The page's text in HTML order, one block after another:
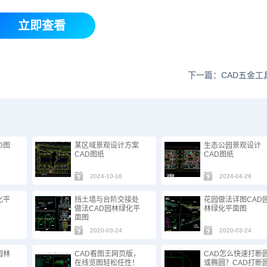
立即查看
下一篇：CAD五金工
图
某区域景观设计方案
CAD图纸
2024-10-16
生态公园景观设计
CAD图纸
2024-04-28
平
挡土墙与台阶交接处
做法CAD园林绿化平
面图
2020-03-24
花园做法详图CAD
林绿化平面图
2020-03-24
林
CAD看图王网页版，
在线览图轻松任性！
CAD怎么快速打断
或椭圆？CAD打断